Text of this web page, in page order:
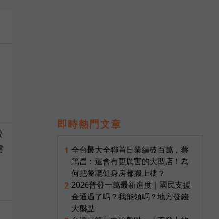
即時熱門文章
1 全台最大全聯首日業績破百萬，蔡
篤昌：還會有更厲害的大型店！為
何把餐廳健身房都搬上樓？
2 2026普發一萬最新進度｜國民支援
金通過了嗎？我能領嗎？地方發錢
大盤點